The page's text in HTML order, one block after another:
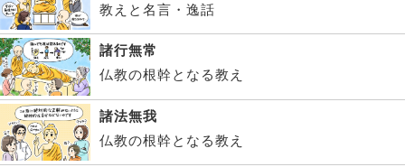
教えと名言・逸話
諸行無常
仏教の根幹となる教え
諸法無我
仏教の根幹となる教え